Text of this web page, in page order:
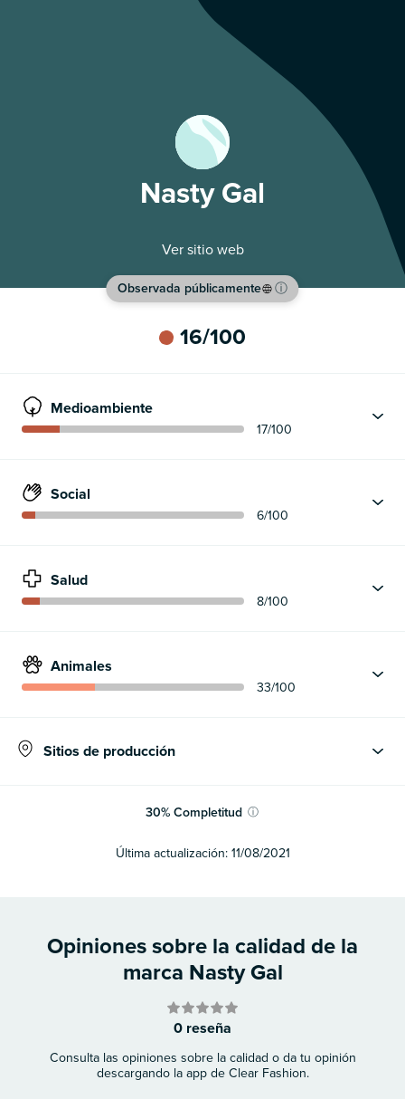
Nasty Gal
Ver sitio web
Observada públicamente ⓘ
16/100
Medioambiente
17/100
Social
6/100
Salud
8/100
Animales
33/100
Sitios de producción
30%Completitud ⓘ
Última actualización: 11/08/2021
Opiniones sobre la calidad de la
marca Nasty Gal
0 reseña
Consulta las opiniones sobre la calidad o da tu opinión
descargando la app de Clear Fashion.